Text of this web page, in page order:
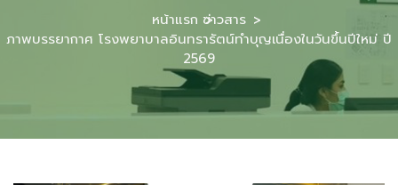
หน้าแรก ข่าวสาร
ภาพบรรยากาศ โรงพยาบาลอินทรารัตน์ทำบุญเนื่องในวันขึ้นปีใหม่ ปี
2569